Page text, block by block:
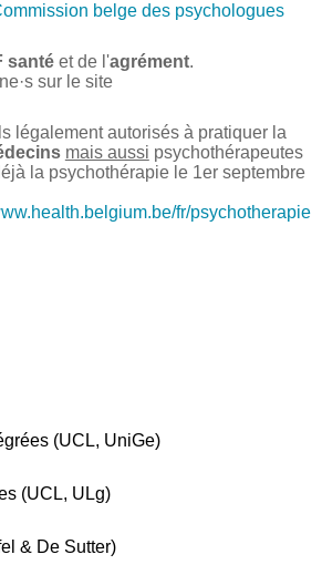
belge des psychologues
santéet de l'agrément.
sur le site
légalement autorisés à pratiquer la
mais aussi psychothérapeutes
la psychothérapie le 1er septembre
fr/psychotherapie
(UCL, UniGe)
(UCL, ULg)
& De Sutter)